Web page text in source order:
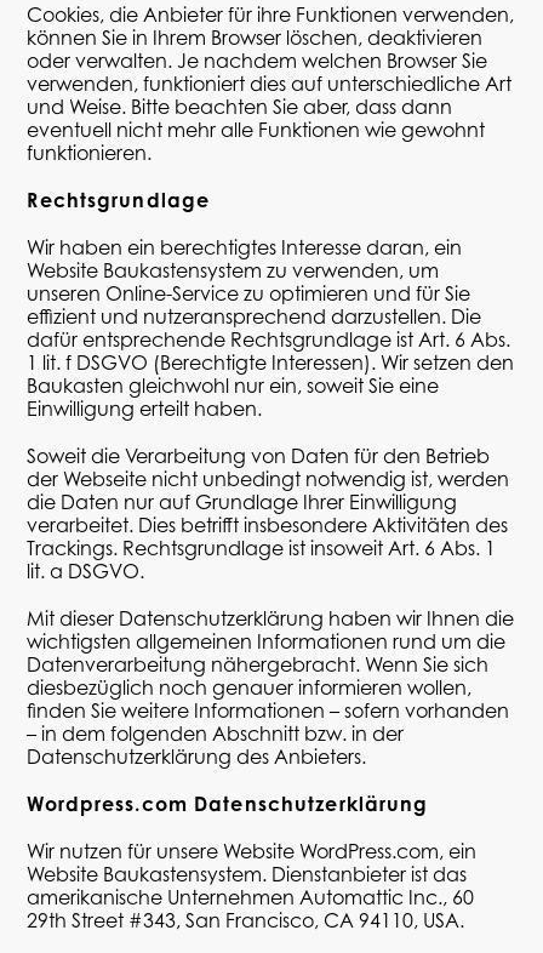
Cookies, die Anbieter für ihre Funktionen verwenden,
können Sie in Ihrem Browser löschen, deaktivieren
oder verwalten. Je nachdem welchen Browser Sie
verwenden, funktioniert dies auf unterschiedliche Art
und Weise. Bitte beachten Sie aber, dass dann
eventuell nicht mehr alle Funktionen wie gewohnt
funktionieren.
Rechtsgrundlage
Wir haben ein berechtigtes Interesse daran, ein
Website Baukastensystem zu verwenden, um
unseren Online-Service zu optimieren und für Sie
effizient und nutzeransprechend darzustellen. Die
dafür entsprechende Rechtsgrundlage ist Art. 6 Abs.
1 lit. f DSGVO (Berechtigte Interessen). Wir setzen den
Baukasten gleichwohl nur ein, soweit Sie eine
Einwilligung erteilt haben.
Soweit die Verarbeitung von Daten für den Betrieb
der Webseite nicht unbedingt notwendig ist, werden
die Daten nur auf Grundlage Ihrer Einwilligung
verarbeitet. Dies betrifft insbesondere Aktivitäten des
Trackings. Rechtsgrundlage ist insoweit Art. 6 Abs. 1
lit. a DSGVO.
Mit dieser Datenschutzerklärung haben wir Ihnen die
wichtigsten allgemeinen Informationen rund um die
Datenverarbeitung nähergebracht. Wenn Sie sich
diesbezüglich noch genauer informieren wollen,
finden Sie weitere Informationen – sofern vorhanden
– in dem folgenden Abschnitt bzw. in der
Datenschutzerklärung des Anbieters.
Wordpress.com Datenschutzerklärung
Wir nutzen für unsere Website WordPress.com, ein
Website Baukastensystem. Dienstanbieter ist das
amerikanische Unternehmen Automattic Inc., 60
29th Street #343, San Francisco, CA 94110, USA.